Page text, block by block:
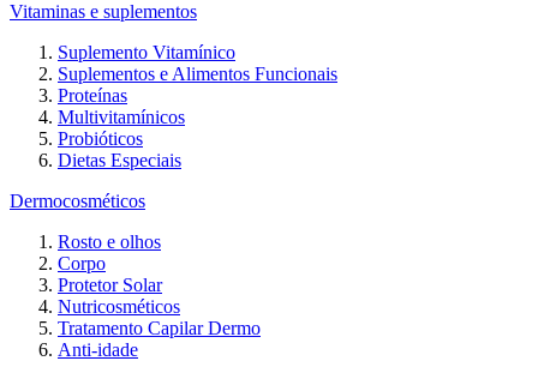
Vitaminas e suplementos
Suplemento Vitamínico
Suplementos e Alimentos Funcionais
Proteínas
Multivitamínicos
Probióticos
Dietas Especiais
Dermocosméticos
Rosto e olhos
Corpo
Protetor Solar
Nutricosméticos
Tratamento Capilar Dermo
Anti-idade